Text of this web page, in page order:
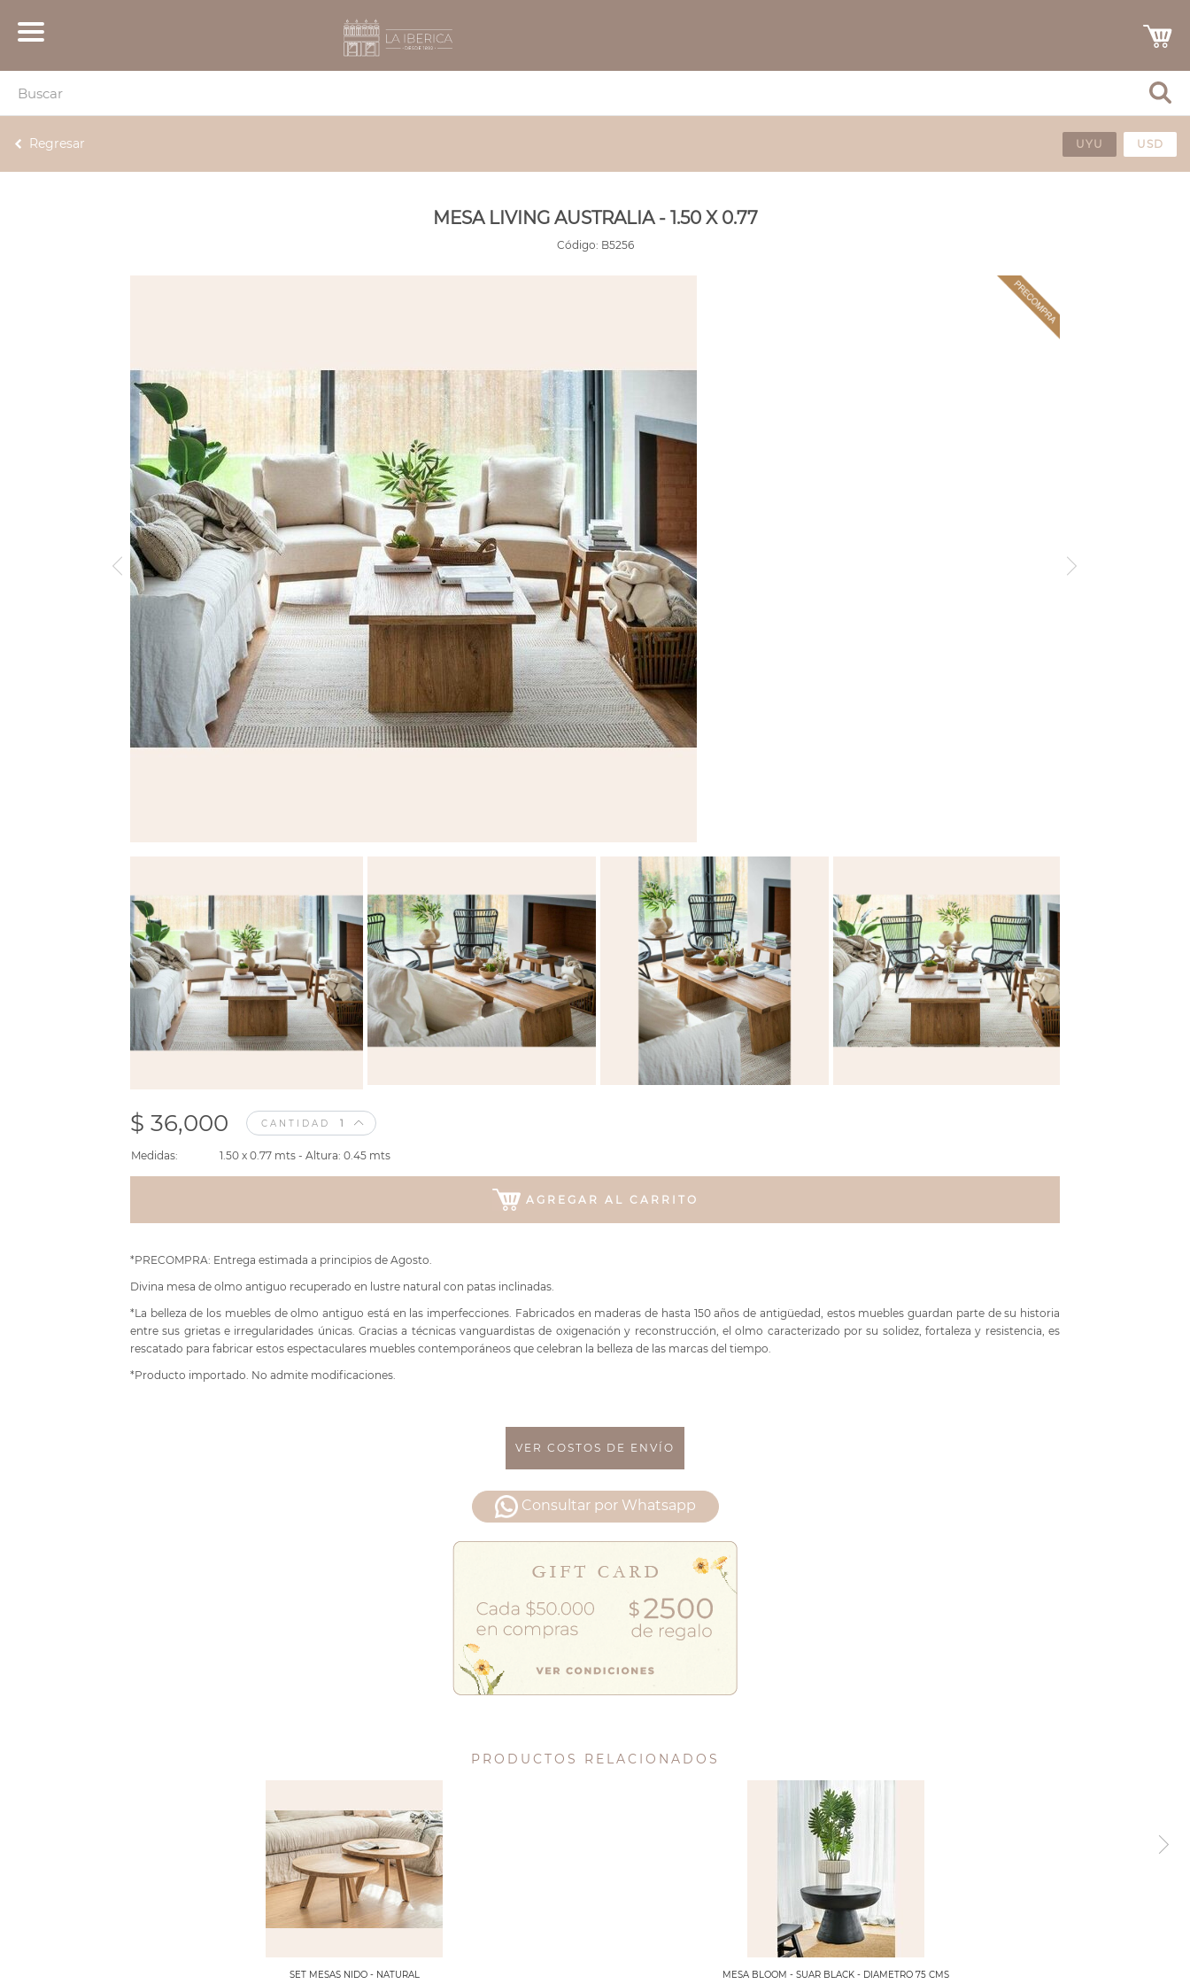
Regresar UYU USD
MESA LIVING AUSTRALIA - 1.50 X 0.77
Código: B5256
$ 36,000 CANTIDAD
Medidas: 1.50 x 0.77 mts - Altura: 0.45 mts
AGREGAR AL CARRITO
*PRECOMPRA: Entrega estimada a principios de Agosto.
Divina mesa de olmo antiguo recuperado en lustre natural con patas inclinadas.
*La belleza de los muebles de olmo antiguo está en las imperfecciones. Fabricados en maderas de hasta 150 años de antigüedad, estos muebles guardan parte de su historia
entre sus grietas e irregularidades únicas. Gracias a técnicas vanguardistas de oxigenación y reconstrucción, el olmo caracterizado por su solidez, fortaleza y resistencia, es
rescatado para fabricar estos espectaculares muebles contemporáneos que celebran la belleza de las marcas del tiempo.
*Producto importado. No admite modificaciones.
VER COSTOS DE ENVÍO
Consultar por Whatsapp
PRODUCTOS RELACIONADOS
SET MESAS NIDO - NATURAL
MESA BLOOM - SUAR BLACK - DIAMETRO 75 CMS